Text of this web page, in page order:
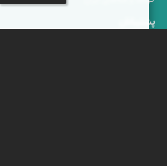
پشتیبانان